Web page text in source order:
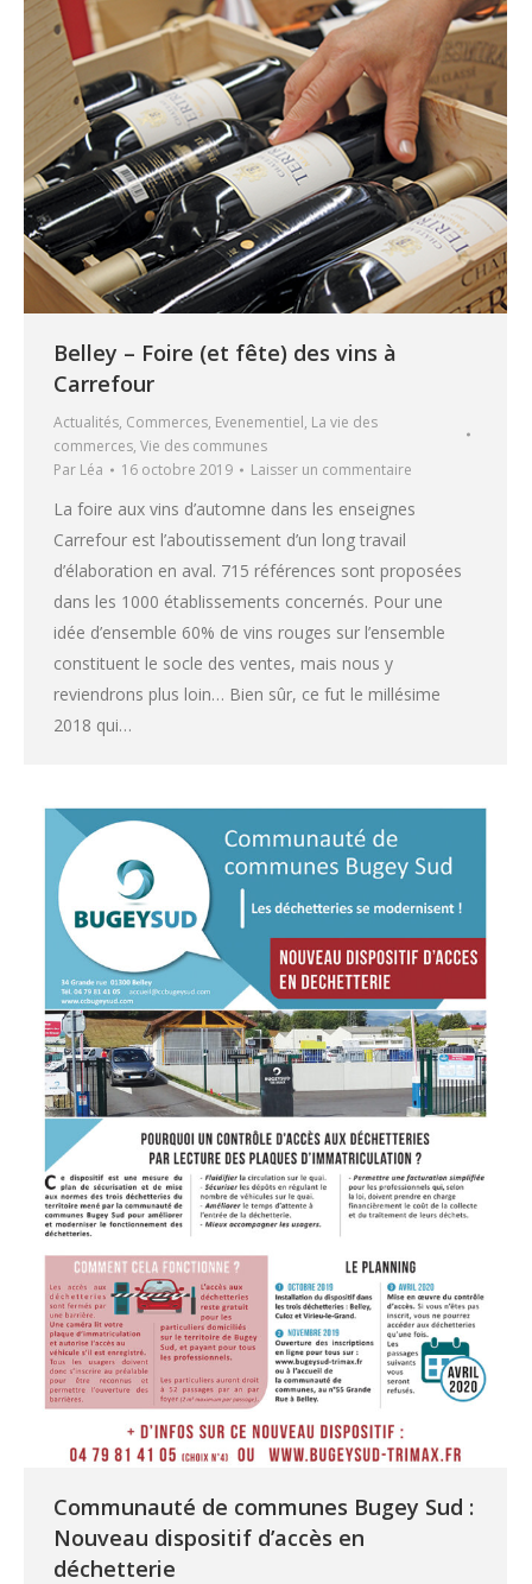
Belley – Foire (et fête) des vins à
Carrefour
Actualités, Commerces, Evenementiel, La vie des
commerces, Vie des communes
Par Léa 16 octobre 2019 Laisser un commentaire
La foire aux vins d’automne dans les enseignes
Carrefour est l’aboutissement d’un long travail
d’élaboration en aval. 715 références sont proposées
dans les 1000 établissements concernés. Pour une
idée d’ensemble 60% de vins rouges sur l’ensemble
constituent le socle des ventes, mais nous y
reviendrons plus loin… Bien sûr, ce fut le millésime
2018 qui…
Communauté de communes Bugey Sud :
Nouveau dispositif d’accès en
déchetterie